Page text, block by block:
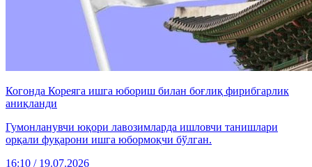
Когонда Кореяга ишга юбориш билан боғлиқ фирибгарлик
аниқланди
Гумонланувчи юқори лавозимларда ишловчи танишлари
орқали фуқарони ишга юбормоқчи бўлган.
16:10 / 19.07.2026